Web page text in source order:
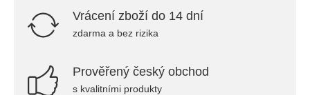
Vrácení zboží do 14 dní
zdarma a bez rizika
Prověřený český obchod
s kvalitními produkty